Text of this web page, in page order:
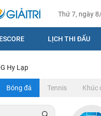
Thứ 7, ngày
LỊCH THI ĐẤU
Hy Lạp
Bóng đá Tennis Khúc